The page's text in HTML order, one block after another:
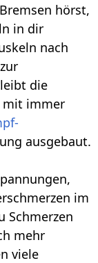
hörst,
in dir
nach
die
mit immer
ausgebaut.
im
Schmerzen
mehr
viele